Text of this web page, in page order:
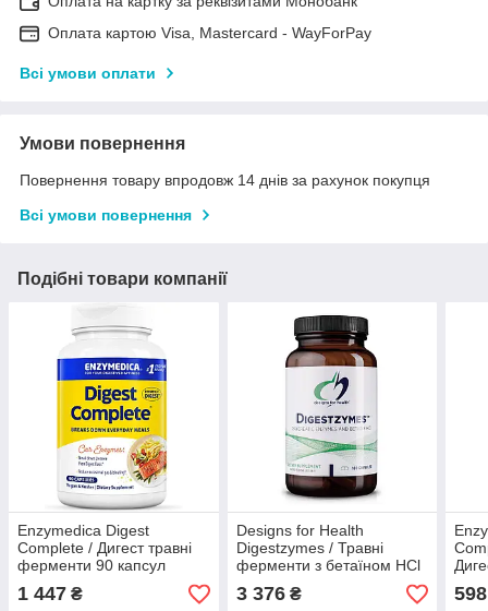
Оплата картою Visa, Mastercard - WayForPay
Всі умови оплати
Умови повернення
Повернення товару впродовж 14 днів за рахунок покупця
Всі умови повернення
Подібні товари компанії
Enzymedica Digest
Сomplete / Дигест травні
ферменти 90 капсул
1 447 ₴
Designs for Health
Digestzymes / Травні
ферменти з бетаїном HCl
180 капсул
3 376₴ 598